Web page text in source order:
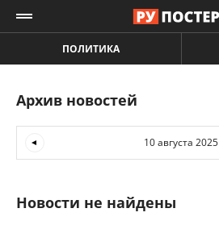
ПОЛИТИКА
Архив новостей
10 августа 2025
Новости не найдены